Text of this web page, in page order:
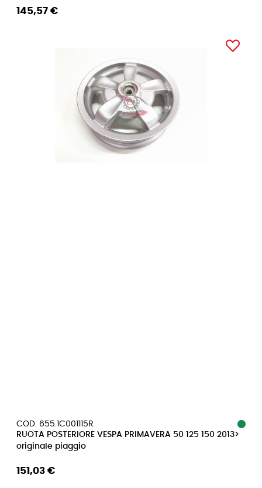
145,57 €
COD. 655.1C001115R
RUOTA POSTERIORE VESPA PRIMAVERA 50 125 150 2013>
originale piaggio
151,03 €